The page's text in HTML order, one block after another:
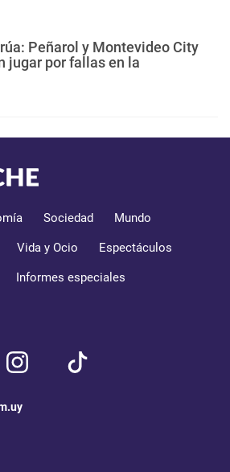
Peñarol y Montevideo City
jugar por fallas en la
Sociedad Mundo
Vida y Ocio Espectáculos
Informes especiales